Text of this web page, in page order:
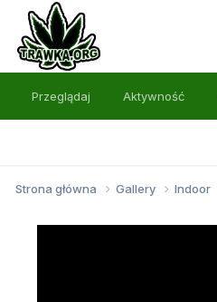
Przeglądaj Aktywność
Strona główna Gallery Indoor